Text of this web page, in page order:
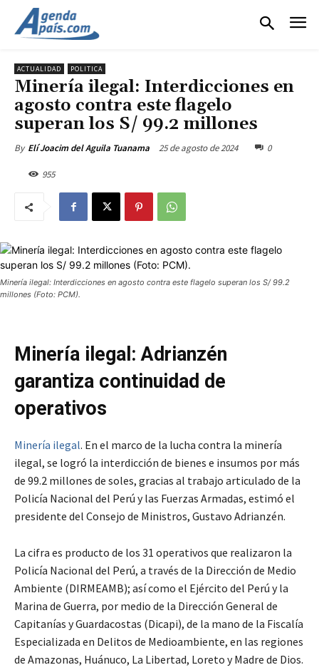
ACTUALIDAD POLITICA
Minería ilegal: Interdicciones en
agosto contra este flagelo
superan los S/ 99.2 millones
By Elí Joacim del Aguila Tuanama 25 de agosto de 2024 0
955
Minería ilegal: Interdicciones en agosto contra este flagelo superan los S/ 99.2
millones (Foto: PCM).
Minería ilegal: Adrianzén
garantiza continuidad de
operativos
Minería ilegal. En el marco de la lucha contra la minería
ilegal, se logró la interdicción de bienes e insumos por más
de 99.2 millones de soles, gracias al trabajo articulado de la
Policía Nacional del Perú y las Fuerzas Armadas, estimó el
presidente del Consejo de Ministros, Gustavo Adrianzén.
La cifra es producto de los 31 operativos que realizaron la
Policía Nacional del Perú, a través de la Dirección de Medio
Ambiente (DIRMEAMB); así como el Ejército del Perú y la
Marina de Guerra, por medio de la Dirección General de
Capitanías y Guardacostas (Dicapi), de la mano de la Fiscalía
Especializada en Delitos de Medioambiente, en las regiones
de Amazonas, Huánuco, La Libertad, Loreto y Madre de Dios.